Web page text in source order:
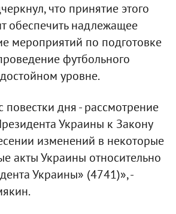
что принятие этого
обеспечить надлежащее
мероприятий по подготовке
футбольного
уровне.
повестки дня - рассмотрение
Украины к Закону
изменений в некоторые
акты Украины относительно
Украины» (4741)», -